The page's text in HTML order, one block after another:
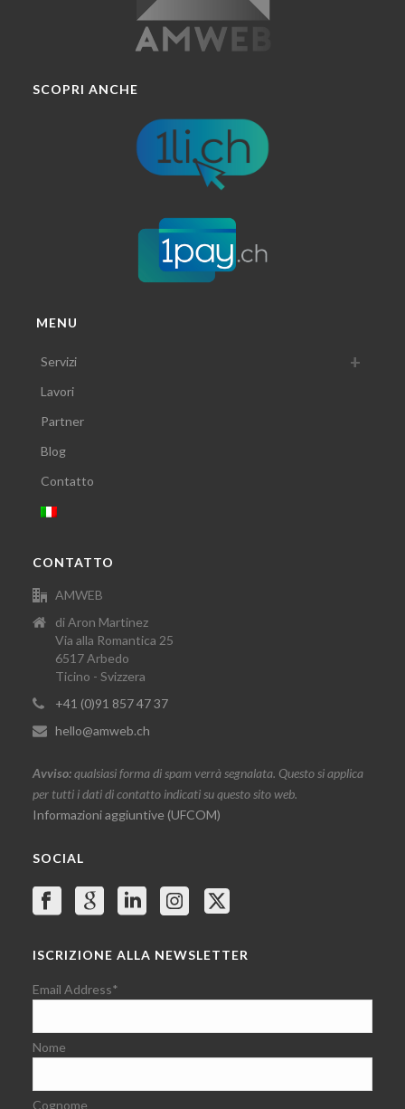
SCOPRI ANCHE
MENU
Servizi
Lavori
Partner
Blog
Contatto
CONTATTO
AMWEB
di Aron Martinez
Via alla Romantica 25
6517 Arbedo
Ticino - Svizzera
+41 (0)91 857 47 37
hello@amweb.ch
Avviso:qualsiasi forma di spam verrà segnalata. Questo si applica
per tutti i dati di contatto indicati su questo sito web.
Informazioni aggiuntive (UFCOM)
SOCIAL
ISCRIZIONE ALLA NEWSLETTER
Email Address*
Nome
Cognome